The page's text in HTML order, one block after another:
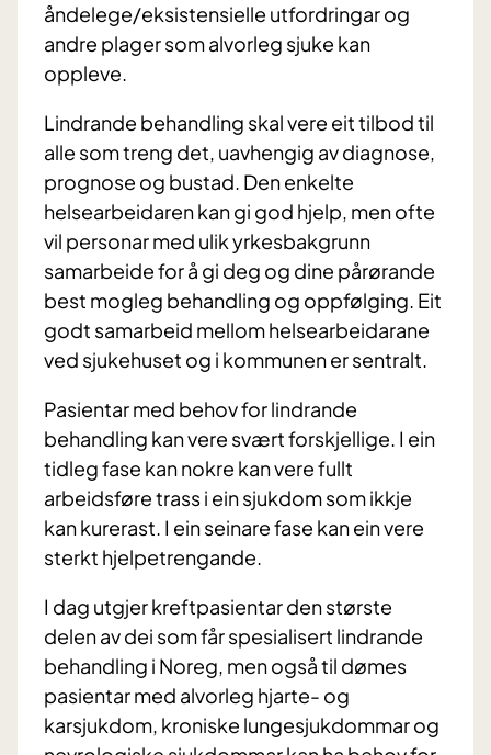
åndelege/eksistensielle utfordringar og
andre plager som alvorleg sjuke kan
oppleve.
Lindrande behandling skal vere eit tilbod til
alle som treng det, uavhengig av diagnose,
prognose og bustad. Den enkelte
helsearbeidaren kan gi god hjelp, men ofte
vil personar med ulik yrkesbakgrunn
samarbeide for å gi deg og dine pårørande
best mogleg behandling og oppfølging. Eit
godt samarbeid mellom helsearbeidarane
ved sjukehuset og i kommunen er sentralt.
Pasientar med behov for lindrande
behandling kan vere svært forskjellige. I ein
tidleg fase kan nokre kan vere fullt
arbeidsføre trass i ein sjukdom som ikkje
kan kurerast. I ein seinare fase kan ein vere
sterkt hjelpetrengande.
I dag utgjer kreftpasientar den største
delen av dei som får spesialisert lindrande
behandling i Noreg, men også til dømes
pasientar med alvorleg hjarte- og
karsjukdom, kroniske lungesjukdommar og